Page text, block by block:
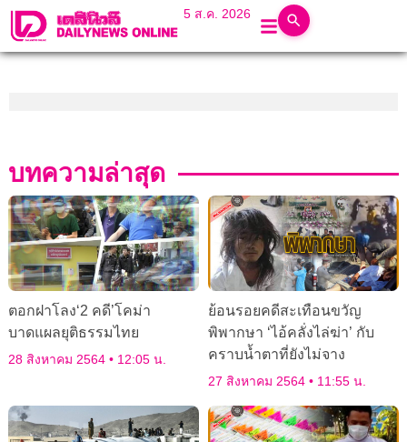
5 ส.ค. 2026
บทความล่าสุด
ตอกฝาโลง‘2 คดี’โคม่า
บาดแผลยุติธรรมไทย
28 สิงหาคม 2564 12:05 น.
ย้อนรอยคดีสะเทือนขวัญ
พิพากษา ‘ไอ้คลั่งไล่ฆ่า’ กับ
คราบน้ำตาที่ยังไม่จาง
27 สิงหาคม 2564 11:55 น.